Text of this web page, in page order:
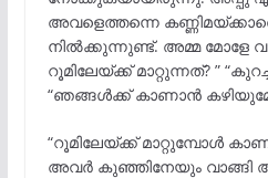
അവളെത്തന്നെ
നിൽക്കുന്നുണ്ട്. അമ്മ മോളേ
റൂമിലേയ്ക്ക് മാറ്റുന്നത്? ”
“ഞങ്ങൾക്ക് കാണാൻ
“റൂമിലേയ്ക്ക് മാറ്റുമ്പോൾ
അവർ കുഞ്ഞിനേയും വാങ്ങി